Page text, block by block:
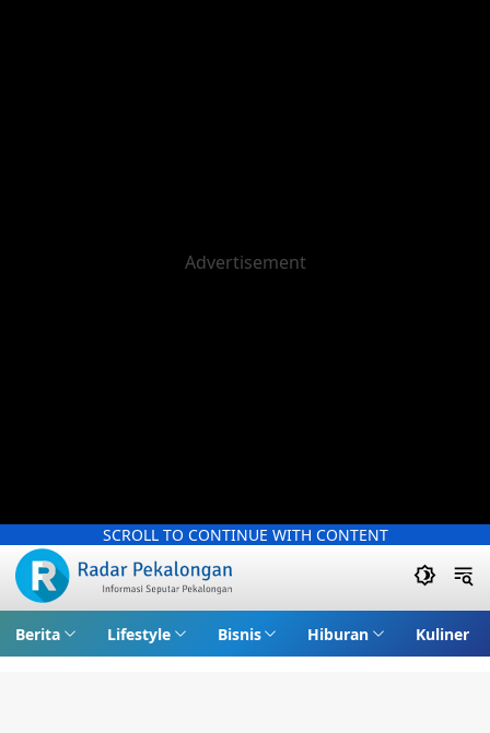
SCROLL TO CONTINUE WITH CONTENT
Berita Lifestyle Bisnis Hiburan Kuliner